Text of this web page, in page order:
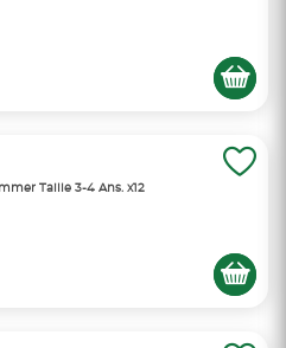
Taille 3-4 Ans. x12